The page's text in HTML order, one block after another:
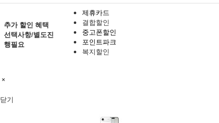
추가 할인 혜택
선택사항/별도진
행필요
제휴카드
결합할인
중고폰할인
포인트파크
복지할인
닫기